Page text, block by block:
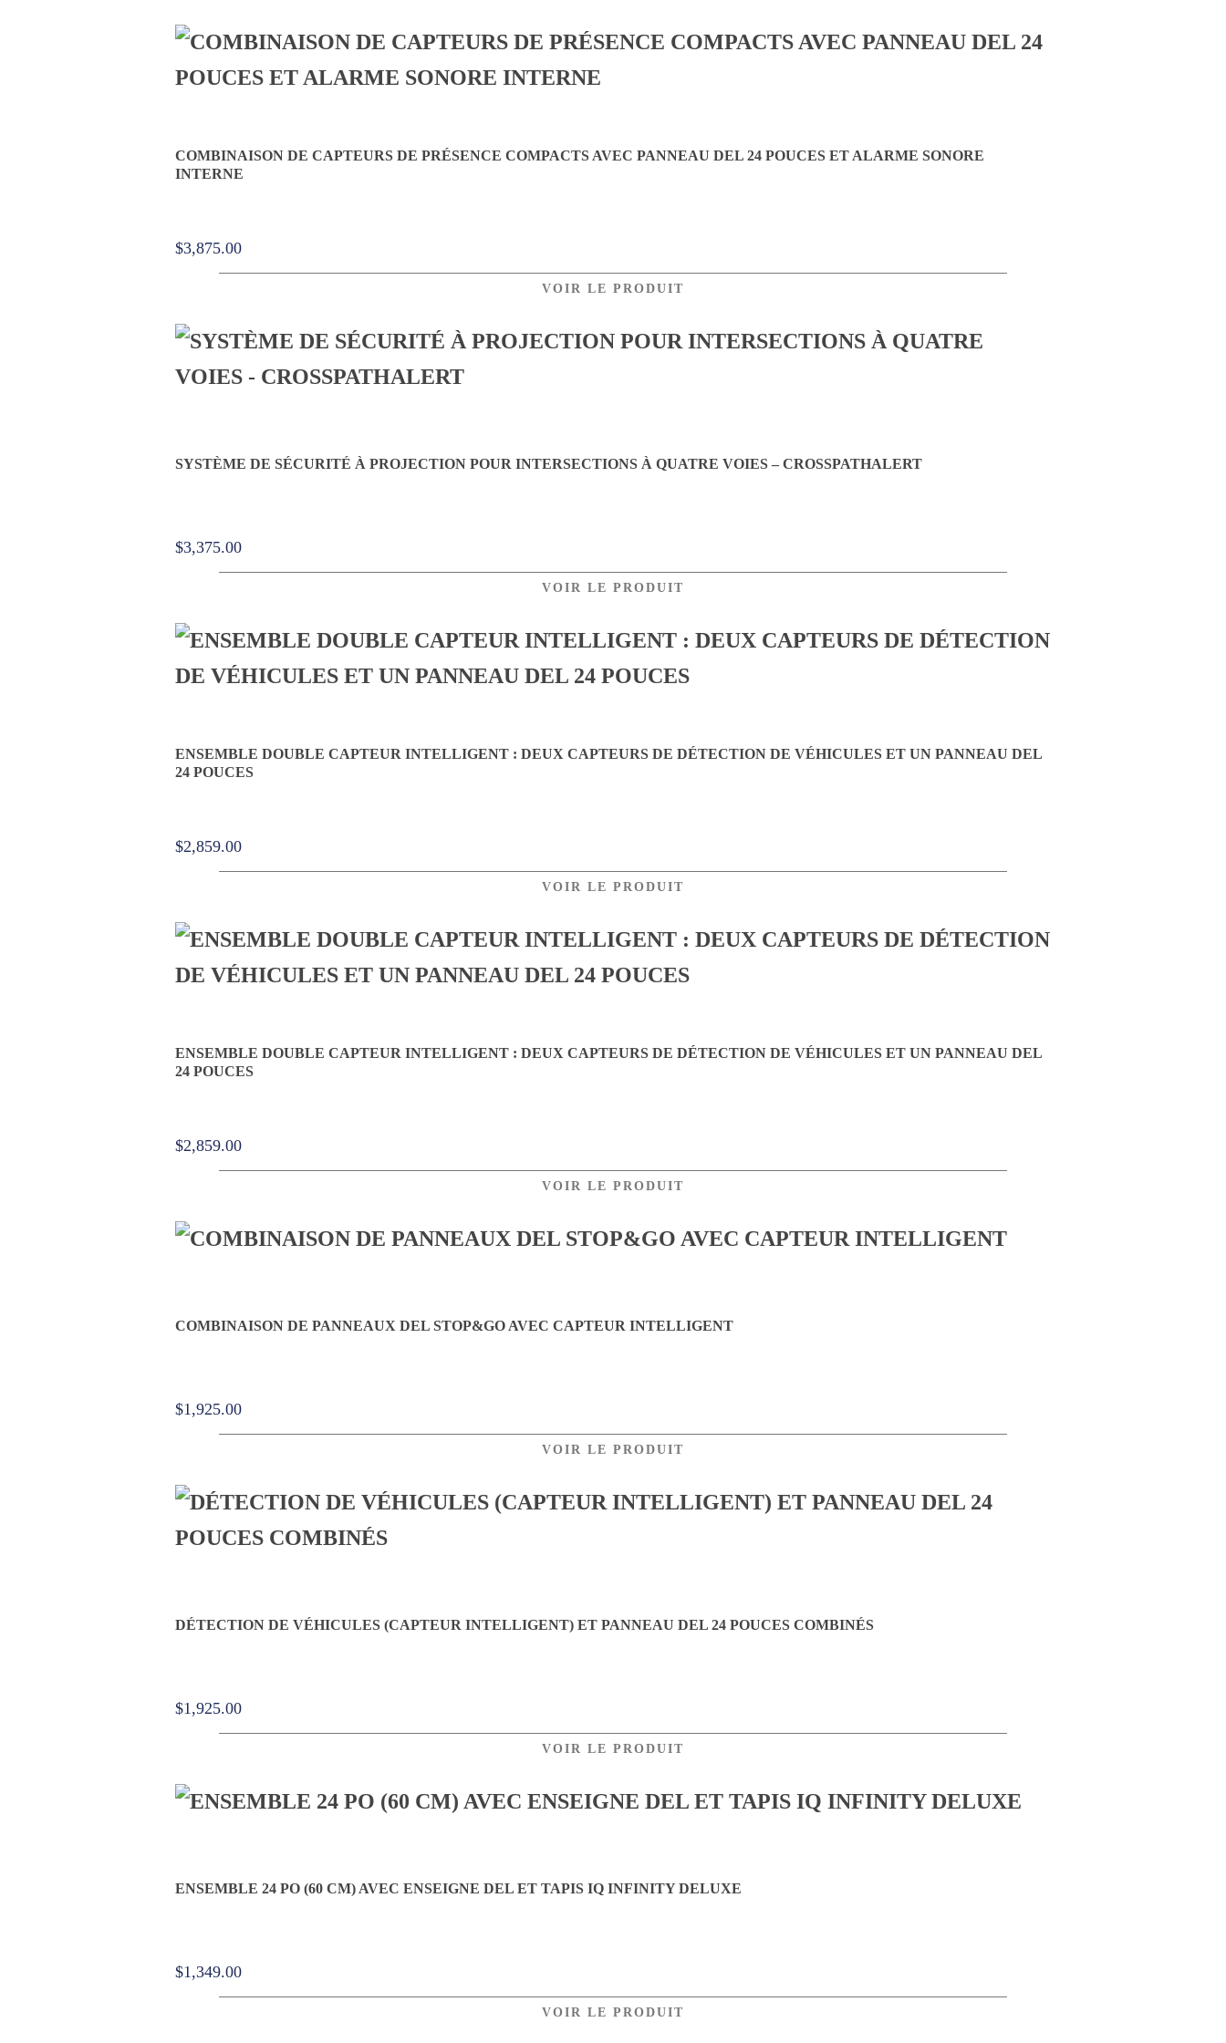
COMBINAISON DE CAPTEURS DE PRÉSENCE COMPACTS AVEC PANNEAU DEL 24 POUCES ET ALARME SONORE
INTERNE
$3,875.00
VOIR LE PRODUIT
SYSTÈME DE SÉCURITÉ À PROJECTION POUR INTERSECTIONS À QUATRE VOIES – CROSSPATHALERT
$3,375.00
VOIR LE PRODUIT
ENSEMBLE DOUBLE CAPTEUR INTELLIGENT : DEUX CAPTEURS DE DÉTECTION DE VÉHICULES ET UN PANNEAU DEL
24 POUCES
$2,859.00
VOIR LE PRODUIT
ENSEMBLE DOUBLE CAPTEUR INTELLIGENT : DEUX CAPTEURS DE DÉTECTION DE VÉHICULES ET UN PANNEAU DEL
24 POUCES
$2,859.00
VOIR LE PRODUIT
COMBINAISON DE PANNEAUX DEL STOP&GO AVEC CAPTEUR INTELLIGENT
$1,925.00
VOIR LE PRODUIT
DÉTECTION DE VÉHICULES (CAPTEUR INTELLIGENT) ET PANNEAU DEL 24 POUCES COMBINÉS
$1,925.00
VOIR LE PRODUIT
ENSEMBLE 24 PO (60 CM) AVEC ENSEIGNE DEL ET TAPIS IQ INFINITY DELUXE
$1,349.00
VOIR LE PRODUIT